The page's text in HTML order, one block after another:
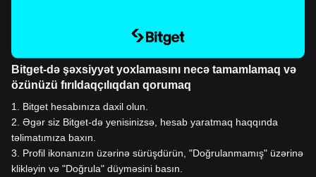
Bitget-də şəxsiyyət yoxlamasını necə tamamlamaq və
özünüzü fırıldaqçılıqdan qorumaq
1
Bitget hesabınıza daxil olun.
2 Əgər siz Bitget-də yenisinizsə, hesab yaratmaq haqqında
təlimatımıza baxın.
3
Profil ikonanızın üzərinə sürüşdürün, "Doğrulanmamış" üzərinə
klikləyin və "Doğrula" düyməsini basın.